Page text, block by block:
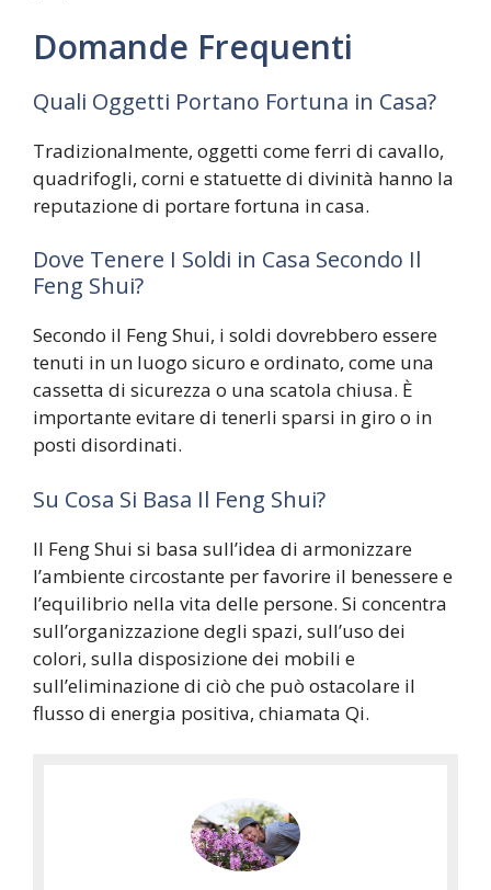
Domande Frequenti
Quali Oggetti Portano Fortuna in Casa?
Tradizionalmente, oggetti come ferri di cavallo,
quadrifogli, corni e statuette di divinità hanno la
reputazione di portare fortuna in casa.
Dove Tenere I Soldi in Casa Secondo Il
Feng Shui?
Secondo il Feng Shui, i soldi dovrebbero essere
tenuti in un luogo sicuro e ordinato, come una
cassetta di sicurezza o una scatola chiusa. È
importante evitare di tenerli sparsi in giro o in
posti disordinati.
Su Cosa Si Basa Il Feng Shui?
Il Feng Shui si basa sull’idea di armonizzare
l’ambiente circostante per favorire il benessere e
l’equilibrio nella vita delle persone. Si concentra
sull’organizzazione degli spazi, sull’uso dei
colori, sulla disposizione dei mobili e
sull’eliminazione di ciò che può ostacolare il
flusso di energia positiva, chiamata Qi.